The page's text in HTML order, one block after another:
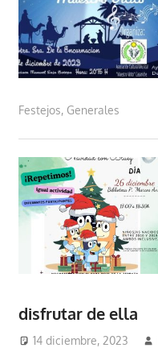
Festejos, Generales
disfrutar de ella
14 diciembre, 2023